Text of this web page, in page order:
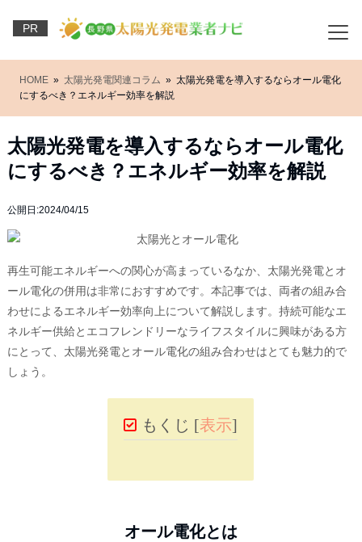
PR
HOME »太陽光発電関連コラム » 太陽光発電を導入するならオール電化
にするべき？エネルギー効率を解説
太陽光発電を導入するならオール電化
にするべき？エネルギー効率を解説
公開日:2024/04/15
再生可能エネルギーへの関心が高まっているなか、太陽光発電とオ
ール電化の併用は非常におすすめです。本記事では、両者の組み合
わせによるエネルギー効率向上について解説します。持続可能なエ
ネルギー供給とエコフレンドリーなライフスタイルに興味がある方
にとって、太陽光発電とオール電化の組み合わせはとても魅力的で
しょう。
もくじ [表示]
オール電化とは